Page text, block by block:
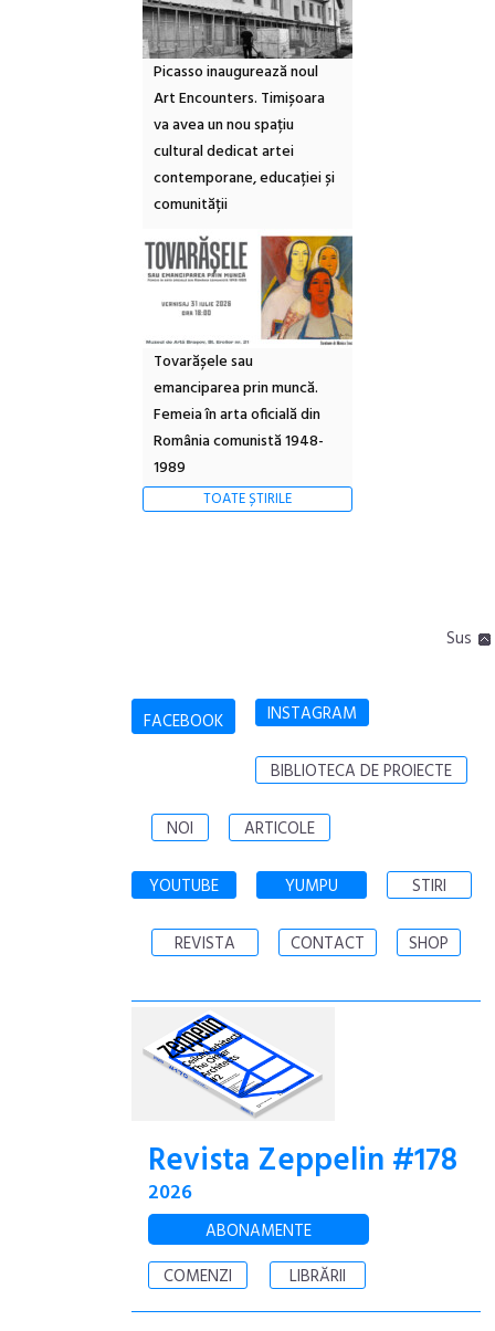
Picasso inaugurează noul
Art Encounters. Timișoara
va avea un nou spațiu
cultural dedicat artei
contemporane, educației și
comunității
Tovarășele sau
emanciparea prin muncă.
Femeia în arta oficială din
România comunistă 1948-
1989
TOATE ȘTIRILE
Sus
FACEBOOK INSTAGRAM
BIBLIOTECA DE PROIECTE
NOI ARTICOLE
YOUTUBE YUMPU STIRI
REVISTA CONTACT SHOP
Revista Zeppelin #178
2026
ABONAMENTE
COMENZI
LIBRĂRII